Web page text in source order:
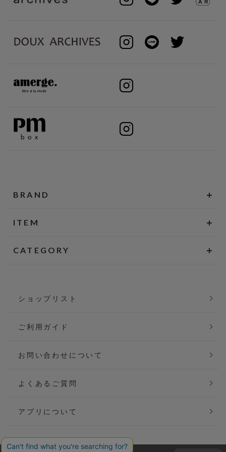
BRAND
ITEM
CATEGORY
ショップリスト
ご利用ガイド
お問い合わせについて
よくあるご質問
アプリについて